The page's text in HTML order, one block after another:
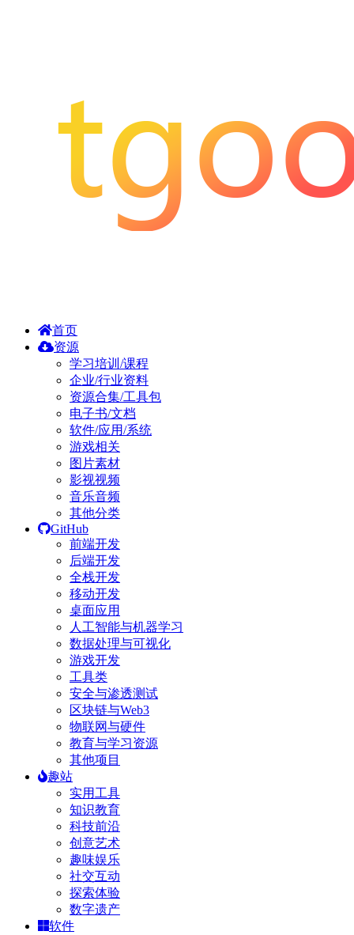
首页
资源
学习培训/课程
企业/行业资料
资源合集/工具包
电子书/文档
软件/应用/系统
游戏相关
图片素材
影视视频
音乐音频
其他分类
GitHub
前端开发
后端开发
全栈开发
移动开发
桌面应用
人工智能与机器学习
数据处理与可视化
游戏开发
工具类
安全与渗透测试
区块链与Web3
物联网与硬件
教育与学习资源
其他项目
趣站
实用工具
知识教育
科技前沿
创意艺术
趣味娱乐
社交互动
探索体验
数字遗产
软件